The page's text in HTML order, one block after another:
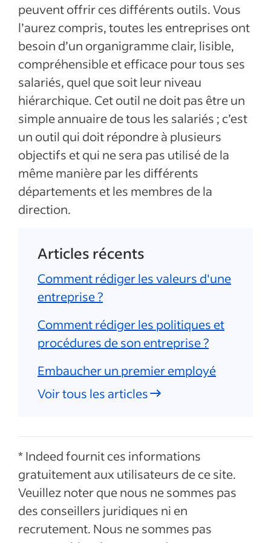
peuvent offrir ces différents outils. Vous
l’aurez compris, toutes les entreprises ont
besoin d’un organigramme clair, lisible,
compréhensible et efficace pour tous ses
salariés, quel que soit leur niveau
hiérarchique. Cet outil ne doit pas être un
simple annuaire de tous les salariés ; c’est
un outil qui doit répondre à plusieurs
objectifs et qui ne sera pas utilisé de la
même manière par les différents
départements et les membres de la
direction.
Articles récents
Comment rédiger les valeurs d'une
entreprise ?
Comment rédiger les politiques et
procédures de son entreprise ?
Embaucher un premier employé
Voir tous les articles
* Indeed fournit ces informations
gratuitement aux utilisateurs de ce site.
Veuillez noter que nous ne sommes pas
des conseillers juridiques ni en
recrutement. Nous ne sommes pas